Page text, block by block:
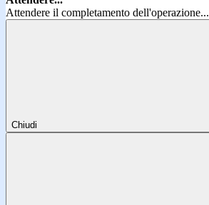
Attendere il completamento dell'operazione...
Chiudi